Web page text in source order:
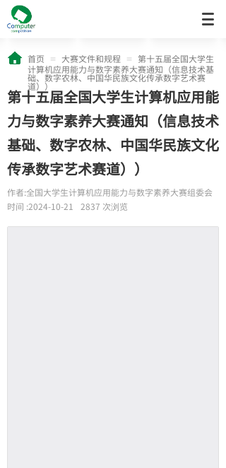
首页 ≡ 大赛文件和规程 ≡
第十五届全国大学生
计算机应用能力与数字素养大赛通知（信息技术基
础、数字农林、中国华民族文化传承数字艺术赛
道））
第十五届全国大学生计算机应用能
力与数字素养大赛通知（信息技术
基础、数字农林、中国华民族文化
传承数字艺术赛道））
作者:全国大学生计算机应用能力与数字素养大赛组委会
时间 :2024-10-21 2837 次浏览